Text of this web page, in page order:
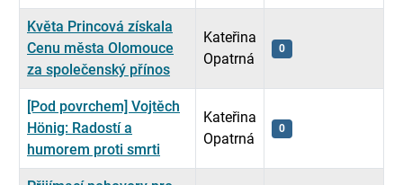
Květa Princová získala
Cenu města Olomouce
za společenský přínos
Kateřina
Opatrná
0
[Pod povrchem] Vojtěch
Hönig: Radostí a
humorem proti smrti
Kateřina
Opatrná
0